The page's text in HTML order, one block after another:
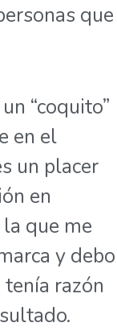
que
“coquito”
en el
un placer
en
que me
y debo
razón